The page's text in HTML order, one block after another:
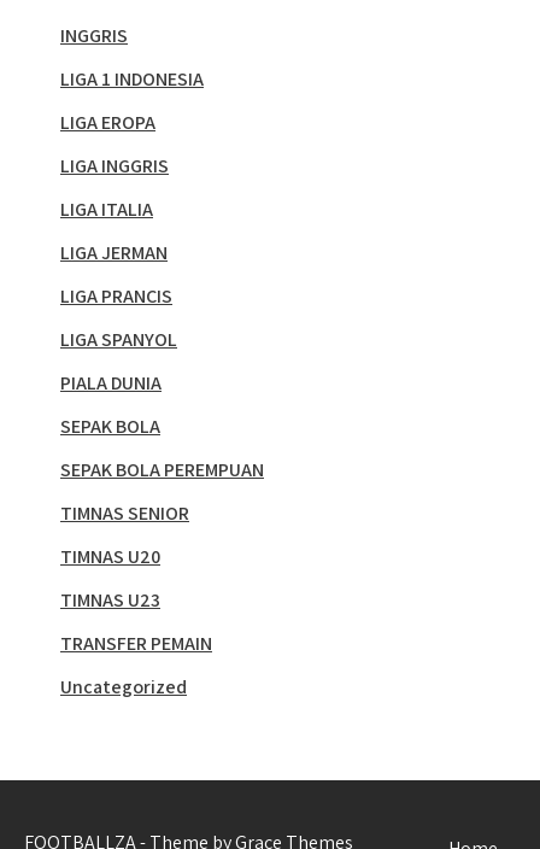
INGGRIS
LIGA 1 INDONESIA
LIGA EROPA
LIGA INGGRIS
LIGA ITALIA
LIGA JERMAN
LIGA PRANCIS
LIGA SPANYOL
PIALA DUNIA
SEPAK BOLA
SEPAK BOLA PEREMPUAN
TIMNAS SENIOR
TIMNAS U20
TIMNAS U23
TRANSFER PEMAIN
Uncategorized
FOOTBALLZA - Theme by Grace Themes